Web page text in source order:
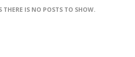
THERE IS NO POSTS TO SHOW.